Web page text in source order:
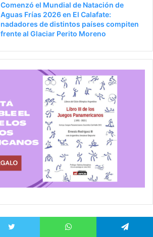
Comenzó el Mundial de Natación de
Aguas Frías 2026 en El Calafate:
nadadores de distintos países compiten
frente al Glaciar Perito Moreno